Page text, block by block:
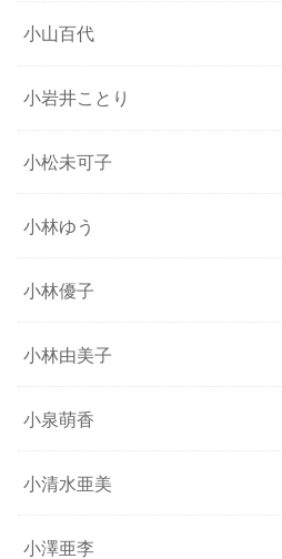
小山百代
小岩井ことり
小松未可子
小林ゆう
小林優子
小林由美子
小泉萌香
小清水亜美
小澤亜李